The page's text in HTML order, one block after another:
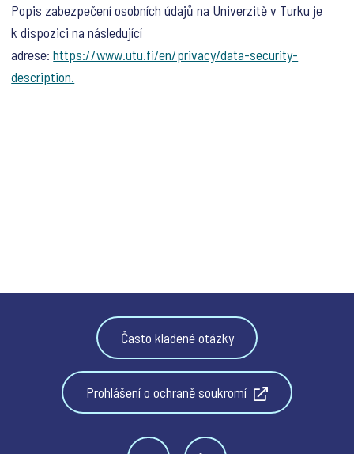
Popis zabezpečení osobních údajů na Univerzitě v Turku je
k dispozici na následující
adrese:https://www.utu.fi/en/privacy/data-security-
description.
Často kladené otázky
Prohlášení o ochraně soukromí